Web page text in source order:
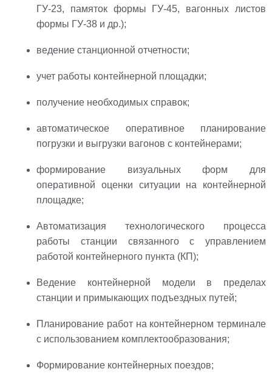
ГУ-23, памяток формы ГУ-45, вагонных листов
формы ГУ-38 и др.);
ведение станционной отчетности;
учет работы контейнерной площадки;
получение необходимых справок;
автоматическое оперативное планирование
погрузки и выгрузки вагонов с контейнерами;
формирование визуальных форм для
оперативной оценки ситуации на контейнерной
площадке;
Автоматизация технологического процесса
работы станции связанного c управлением
работой контейнерного пункта (КП);
Ведение контейнерной модели в пределах
станции и примыкающих подъездных путей;
Планирование работ на контейнерном терминале
с использованием комплектообразования;
Формирование контейнерных поездов;